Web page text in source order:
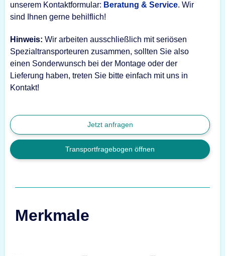
unserem Kontaktformular: Beratung & Service. Wir
sind Ihnen gerne behilflich!
Hinweis: Wir arbeiten ausschließlich mit seriösen
Spezialtransporteuren zusammen, sollten Sie also
einen Sonderwunsch bei der Montage oder der
Lieferung haben, treten Sie bitte einfach mit uns in
Kontakt!
Jetzt anfragen
Transportfragebogen öffnen
Merkmale